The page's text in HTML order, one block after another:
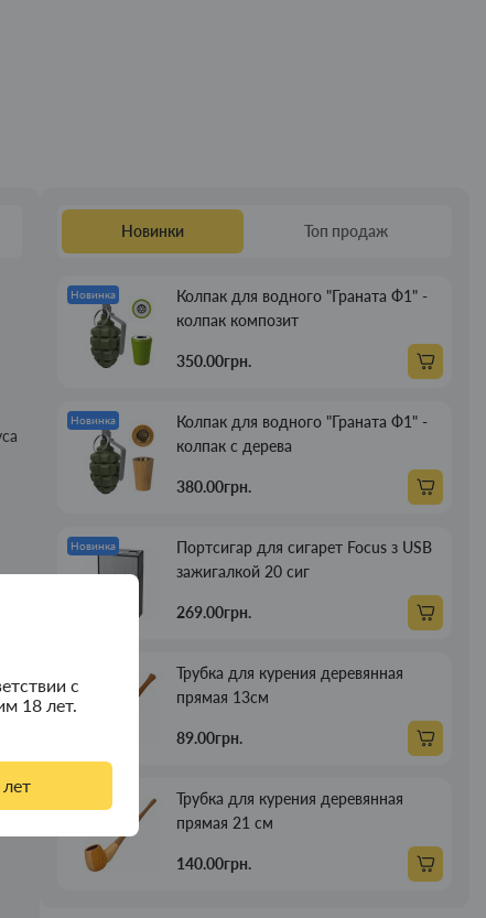
с
18 лет.
Новинки Топ продаж
Новинка
Колпак для водного "Граната Ф1" -
колпак композит
350.00грн.
Новинка
Колпак для водного "Граната Ф1" -
колпак с дерева
380.00грн.
Новинка
Портсигар для сигарет Focus з USB
зажигалкой 20 сиг
269.00грн.
Трубка для курения деревянная
прямая 13см
89.00грн.
Трубка для курения деревянная
прямая 21 см
140.00грн.